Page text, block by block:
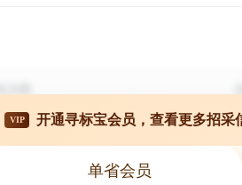
VIP 开通寻标宝会员，查看更多招采
单省会员